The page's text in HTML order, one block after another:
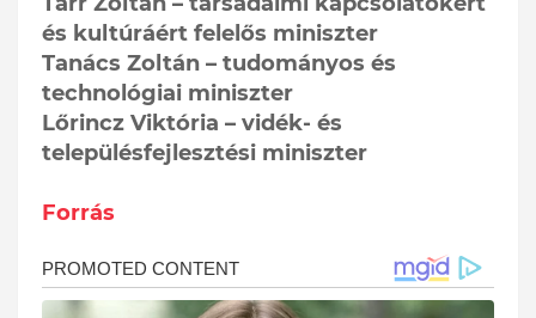
és kultúráért felelős miniszter
Tanács Zoltán – tudományos és
technológiai miniszter
Lőrincz Viktória – vidék- és
településfejlesztési miniszter
Forrás